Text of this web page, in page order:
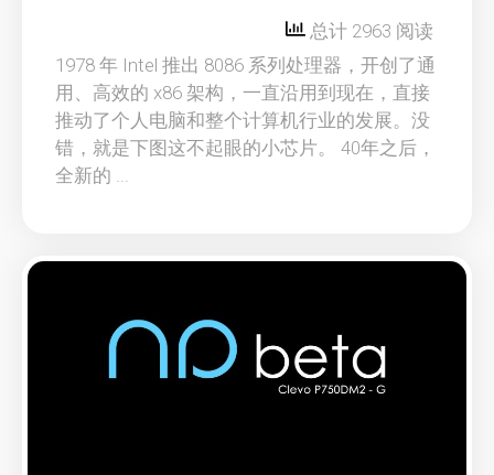
总计 2963 阅读
1978 年 Intel 推出 8086 系列处理器，开创了通
用、高效的 x86 架构，一直沿用到现在，直接
推动了个人电脑和整个计算机行业的发展。没
错，就是下图这不起眼的小芯片。 40年之后，
全新的 ...